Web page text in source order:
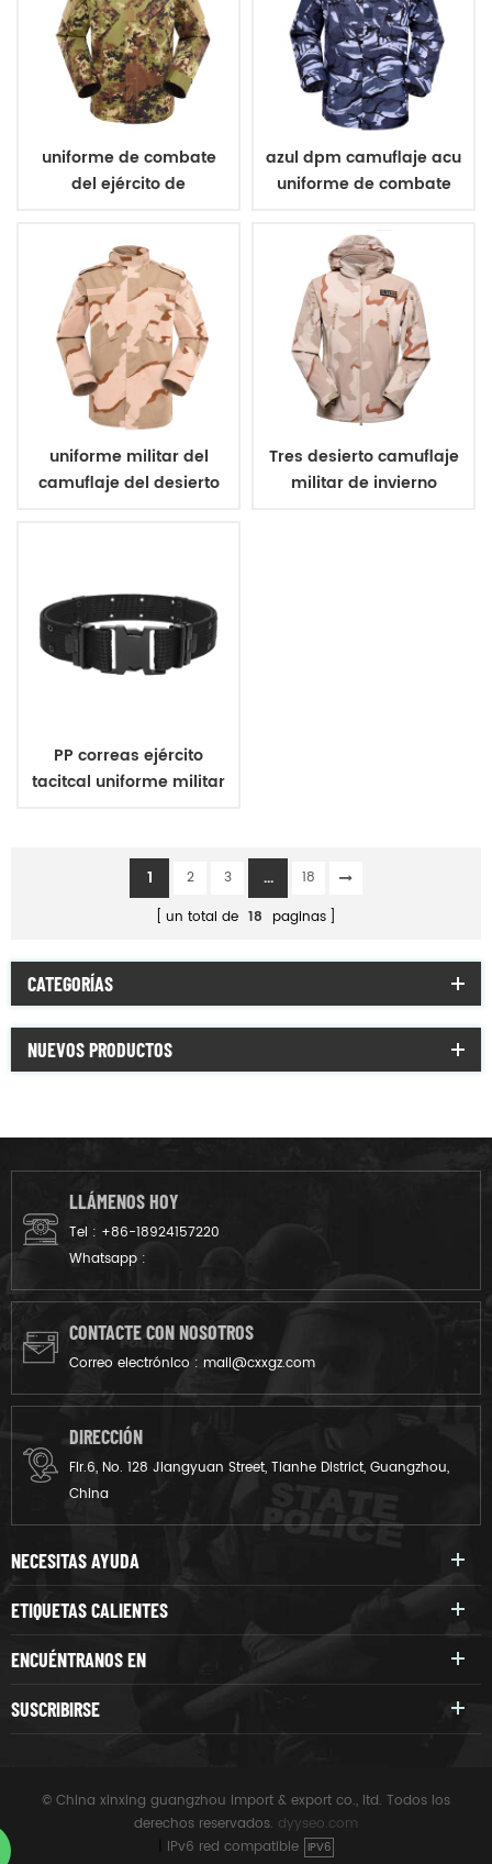
uniforme de combate
del ejército de
azul dpm camuflaje acu
uniforme de combate
uniforme militar del
camuflaje del desierto
Tres desierto camuflaje
militar de invierno
PP correas ejército
tacitcal uniforme militar
1 2 3 ...
18
un total de 18 paginas
CATEGORÍAS
NUEVOS PRODUCTOS
LLÁMENOS HOY
Tel : +86-18924157220
Whatsapp :
CONTACTE CON NOSOTROS
Correo electrónico : mail@cxxgz.com
DIRECCIÓN
Flr.6, No. 128 Jiangyuan Street, Tianhe District, Guangzhou,
China
NECESITAS AYUDA
ETIQUETAS CALIENTES
ENCUÉNTRANOS EN
SUSCRIBIRSE
© China xinxing guangzhou import & export co., ltd. Todos los
derechos reservados. dyyseo.com
IPv6 red compatible IPV6